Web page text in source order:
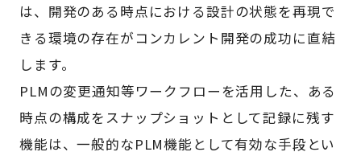
は、開発のある時点における設計の状態を再現で
きる環境の存在がコンカレント開発の成功に直結
します。
PLMの変更通知等ワークフローを活用した、ある
時点の構成をスナップショットとして記録に残す
機能は、一般的なPLM機能として有効な手段とい